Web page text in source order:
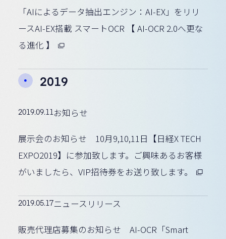
「AIによるデータ抽出エンジン：AI-EX」をリリ
ースAI-EX搭載 スマートOCR 【 AI-OCR 2.0へ更な
る進化 】
2019
2019.09.11お知らせ
展示会のお知らせ 10月9,10,11日【日経X TECH
EXPO2019】に参加致します。ご興味あるお客様
がいましたら、VIP招待券をお送り致します。
2019.05.17ニュースリリース
販売代理店募集のお知らせ AI-OCR「Smart